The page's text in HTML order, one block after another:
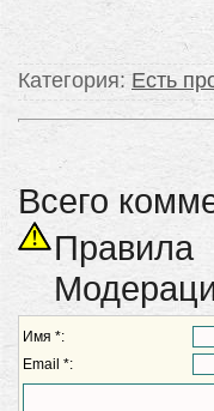
Категория: Есть
Всего
Правила
Имя *:
Email *: